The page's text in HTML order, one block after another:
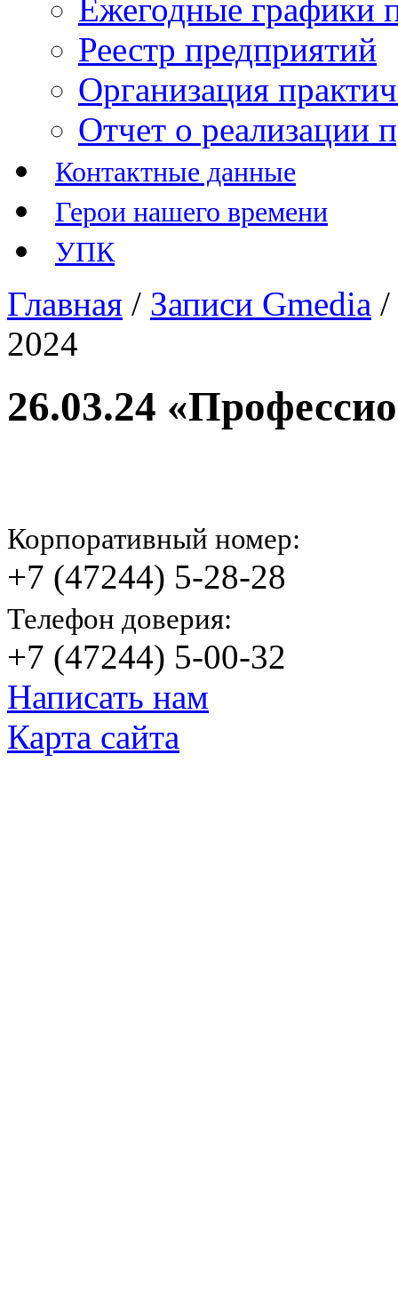
Ежегодные графики
Реестр предприятий
Организация
Отчет о реализации
Контактные данные
Герои нашего времени
УПК
Главная / Записи Gmedia /
2024
26.03.24
Корпоративный номер:
+7 (47244) 5-28-28
Телефон доверия:
+7 (47244) 5-00-32
Написать нам
Карта сайта